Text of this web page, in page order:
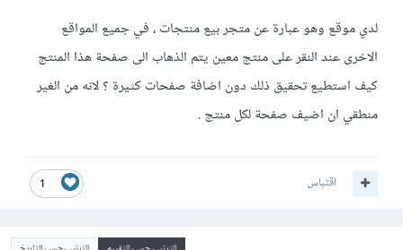
لدي موقع وهو عبارة عن متجر بيع منتجات ، في جميع المواقع
الاخرى عند النقر على منتج معين يتم الذهاب الى صفحة هذا المنتج
كيف استطيع تحقيق ذلك دون اضافة صفحات كثيرة ؟ لانه من الغير
منطقي ان اضيف صفحة لكل منتج .
1 اقتباس